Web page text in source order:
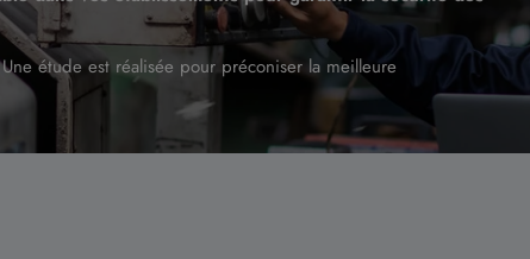
étude est réalisée pour préconiser la meilleure